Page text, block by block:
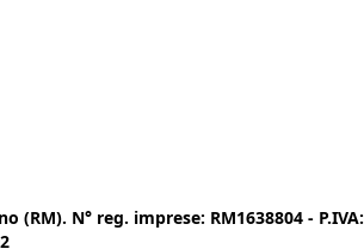
(RM). N° reg. imprese: RM1638804 - P.IVA: